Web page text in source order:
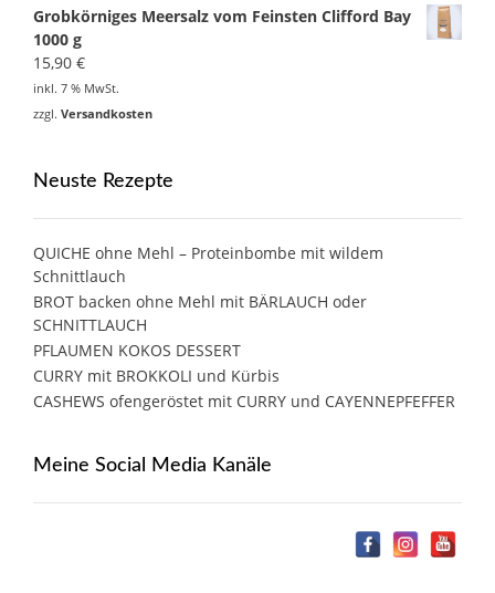
Grobkörniges Meersalz vom Feinsten Clifford Bay
1000 g
15,90 €
inkl. 7 % MwSt.
zzgl. Versandkosten
Neuste Rezepte
QUICHE ohne Mehl – Proteinbombe mit wildem
Schnittlauch
BROT backen ohne Mehl mit BÄRLAUCH oder
SCHNITTLAUCH
PFLAUMEN KOKOS DESSERT
CURRY mit BROKKOLI und Kürbis
CASHEWS ofengeröstet mit CURRY und CAYENNEPFEFFER
Meine Social Media Kanäle